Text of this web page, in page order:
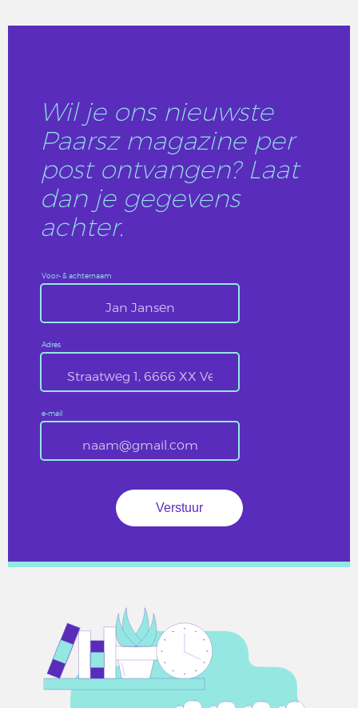
Wil je ons nieuwste
Paarsz magazine per
post ontvangen? Laat
dan je gegevens
achter.
Voor- & achternaam
Adres
e-mail